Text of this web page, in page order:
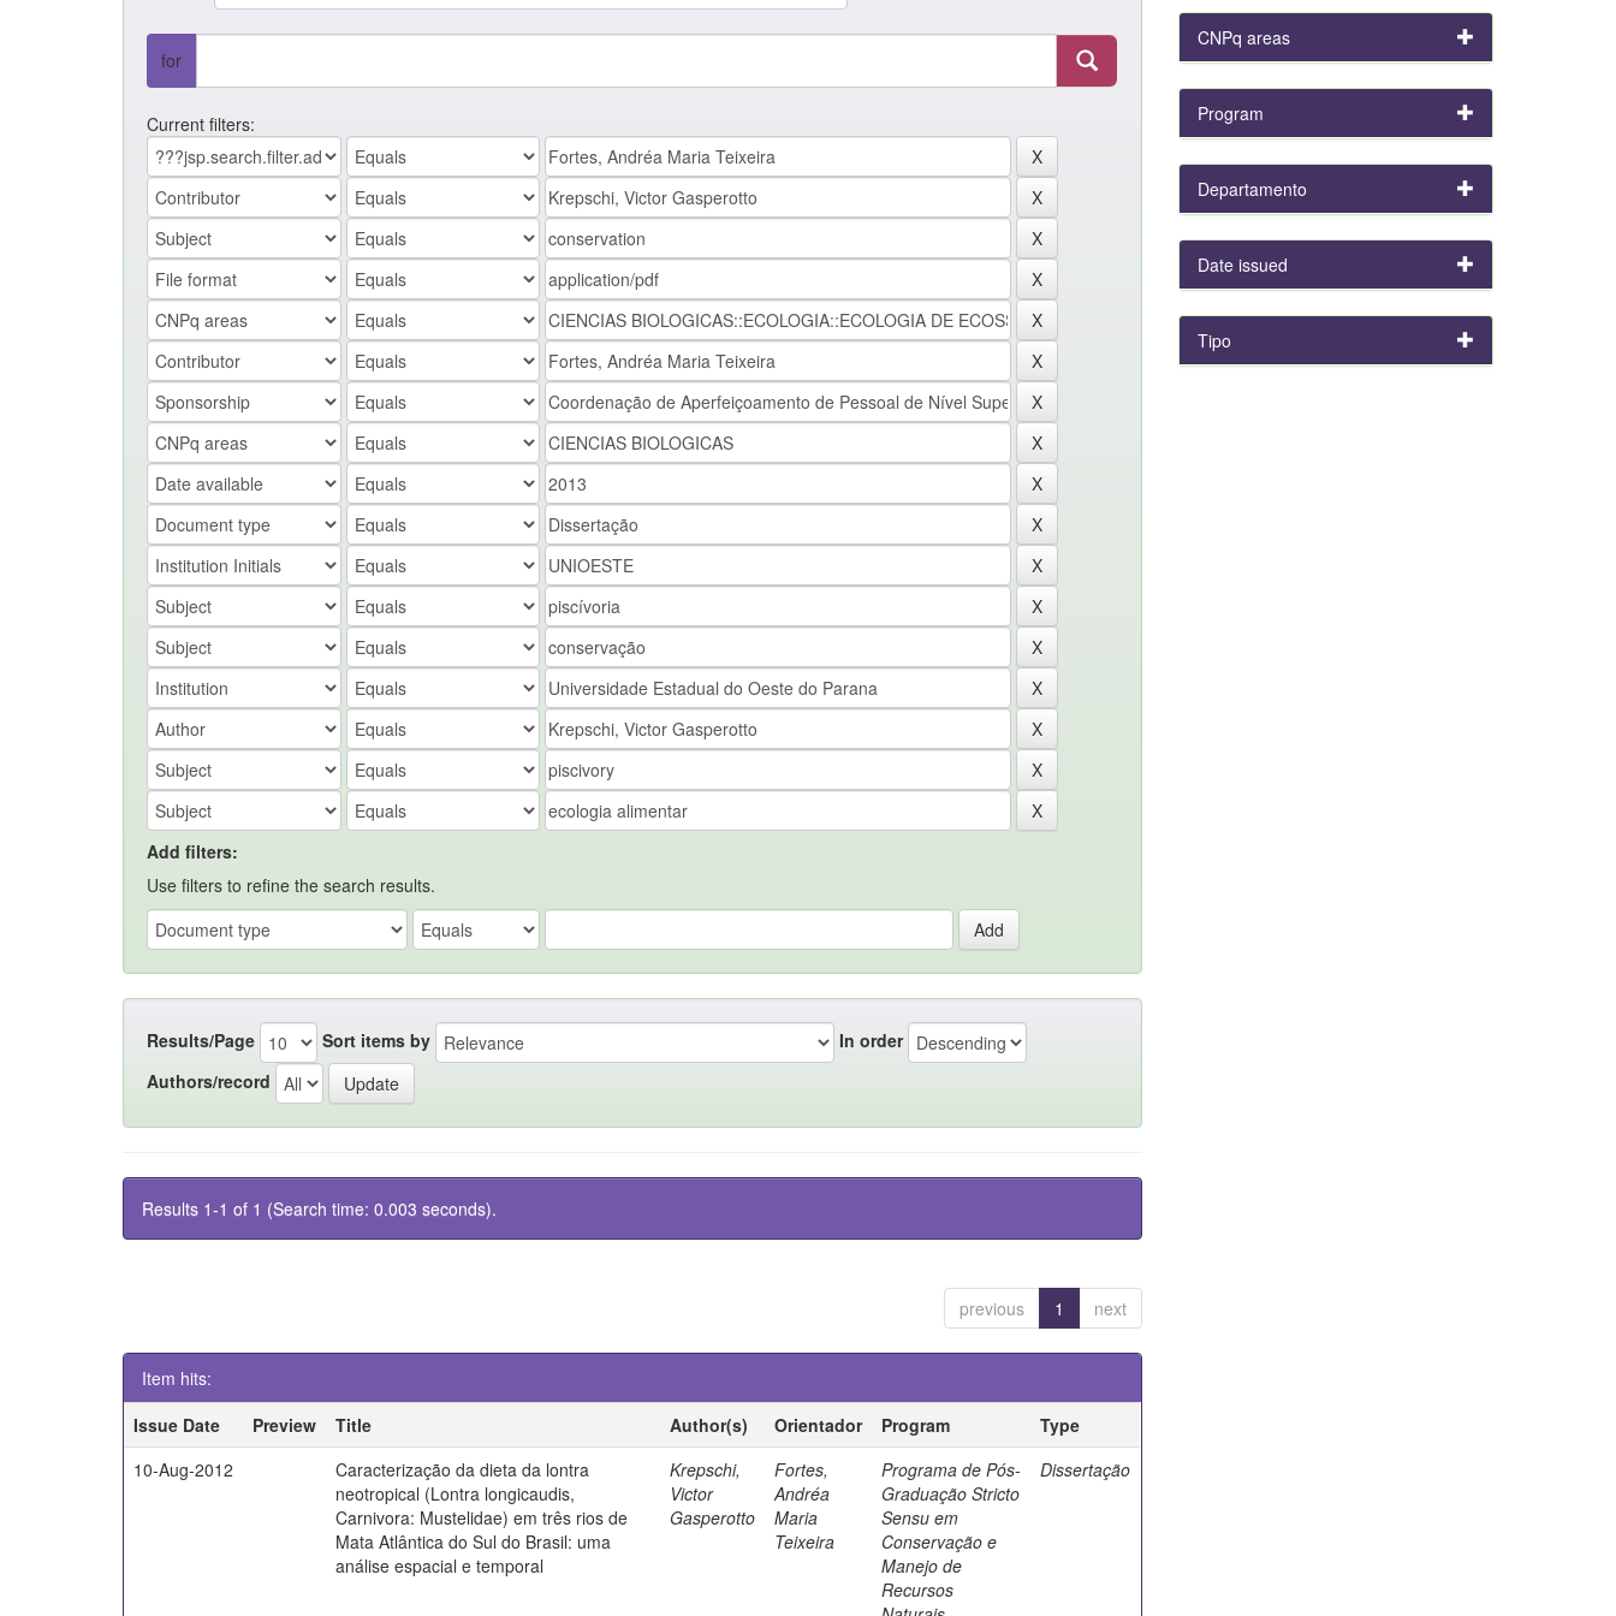
for
Current filters:
Add filters:
Use filters to refine the search results.
Results/Page Sort items by
In order
Authors/record
Results 1-1 of 1 (Search time: 0.003 seconds).
previous 1 next
Item hits:
Issue Date
Preview Title Author(s) Orientador Program
Type
10-Aug-2012
Caracterização da dieta da lontra
neotropical (Lontra longicaudis,
Carnivora: Mustelidae) em três rios de
Mata Atlântica do Sul do Brasil: uma
análise espacial e temporal
Krepschi,
Victor
Gasperotto
Fortes,
Andréa
Maria
Teixeira
Programa de Pós-
Graduação Stricto
Sensu em
Conservação e
Manejo de
Recursos
Dissertação
CNPq areas
Program
Departamento
Date issued
Tipo